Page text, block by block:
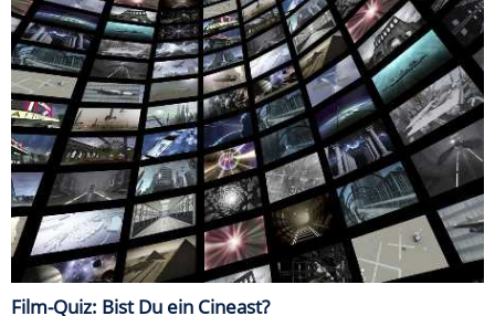
Film-Quiz: Bist Du ein Cineast?